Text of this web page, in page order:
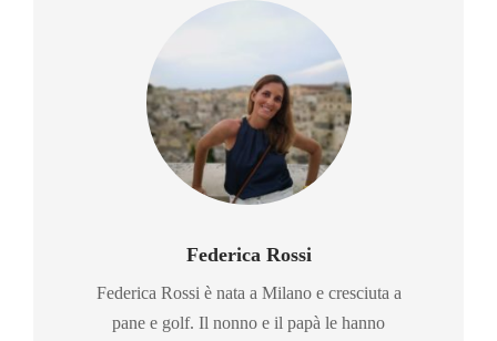
Federica Rossi
Federica Rossi è nata a Milano e cresciuta a
pane e golf. Il nonno e il papà le hanno